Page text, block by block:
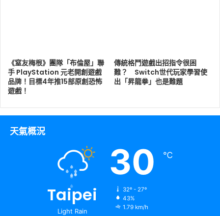
《窒友梅根》團隊「布倫屋」聯
手 PlayStation 元老開創遊戲
品牌！目標4年推15部原創恐怖
遊戲！
傳統格鬥遊戲出招指令很困
難？ Switch世代玩家學習使
出「昇龍拳」也是難題
天氣概況
Taipei
Light Rain
30 ℃
32º - 27º
43%
1.79 km/h